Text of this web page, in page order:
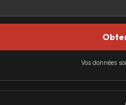
Vos données